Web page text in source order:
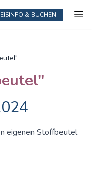
& BUCHEN
eigenen Stoffbeutel